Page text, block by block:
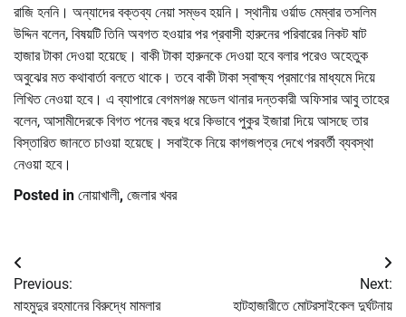
রাজি হননি। অন্যাদের বক্তব্য নেয়া সম্ভব হয়নি। স্থানীয় ওর্য়াড মেম্বার তসলিম
উদ্দিন বলেন, বিষয়টি তিনি অবগত হওয়ার পর প্রবাসী হারুনের পরিবারের নিকট ষাট
হাজার টাকা দেওয়া হয়েছে। বাকী টাকা হারুনকে দেওয়া হবে বলার পরেও অহেতুক
অবুঝের মত কথাবার্তা বলতে থাকে। তবে বাকী টাকা স্বাক্ষ্য প্রমাণের মাধ্যমে দিয়ে
লিখিত নেওয়া হবে। এ ব্যাপারে বেগমগঞ্জ মডেল থানার দন্তকারী অফিসার আবু তাহের
বলেন, আসামীদেরকে বিগত পনের বছর ধরে কিভাবে পুকুর ইজারা দিয়ে আসছে তার
বিস্তারিত জানতে চাওয়া হয়েছে। সবাইকে নিয়ে কাগজপত্র দেখে পরবর্তী ব্যবস্থা
নেওয়া হবে।
Posted in নোয়াখালী, জেলার খবর
Post
navigation
Previous:
মাহমুদুর রহমানের বিরুদ্ধে মামলার
Next:
হাটহাজারীতে মোটরসাইকেল দুর্ঘটনায়